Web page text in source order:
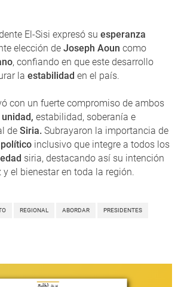
El-Sisi expresó su esperanza
elección de Joseph Aoun como
, confiando en que este desarrollo
la estabilidad en el país.
con un fuerte compromiso de ambos
unidad, estabilidad, soberanía e
de Siria. Subrayaron la importancia de
inclusivo que integre a todos los
siria, destacando así su intención
el bienestar en toda la región.
REGIONAL ABORDAR PRESIDENTES